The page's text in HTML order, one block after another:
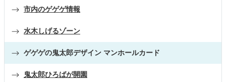
市内のゲゲゲ情報
水木しげるゾーン
ゲゲゲの鬼太郎デザイン マンホールカード
鬼太郎ひろばが開園